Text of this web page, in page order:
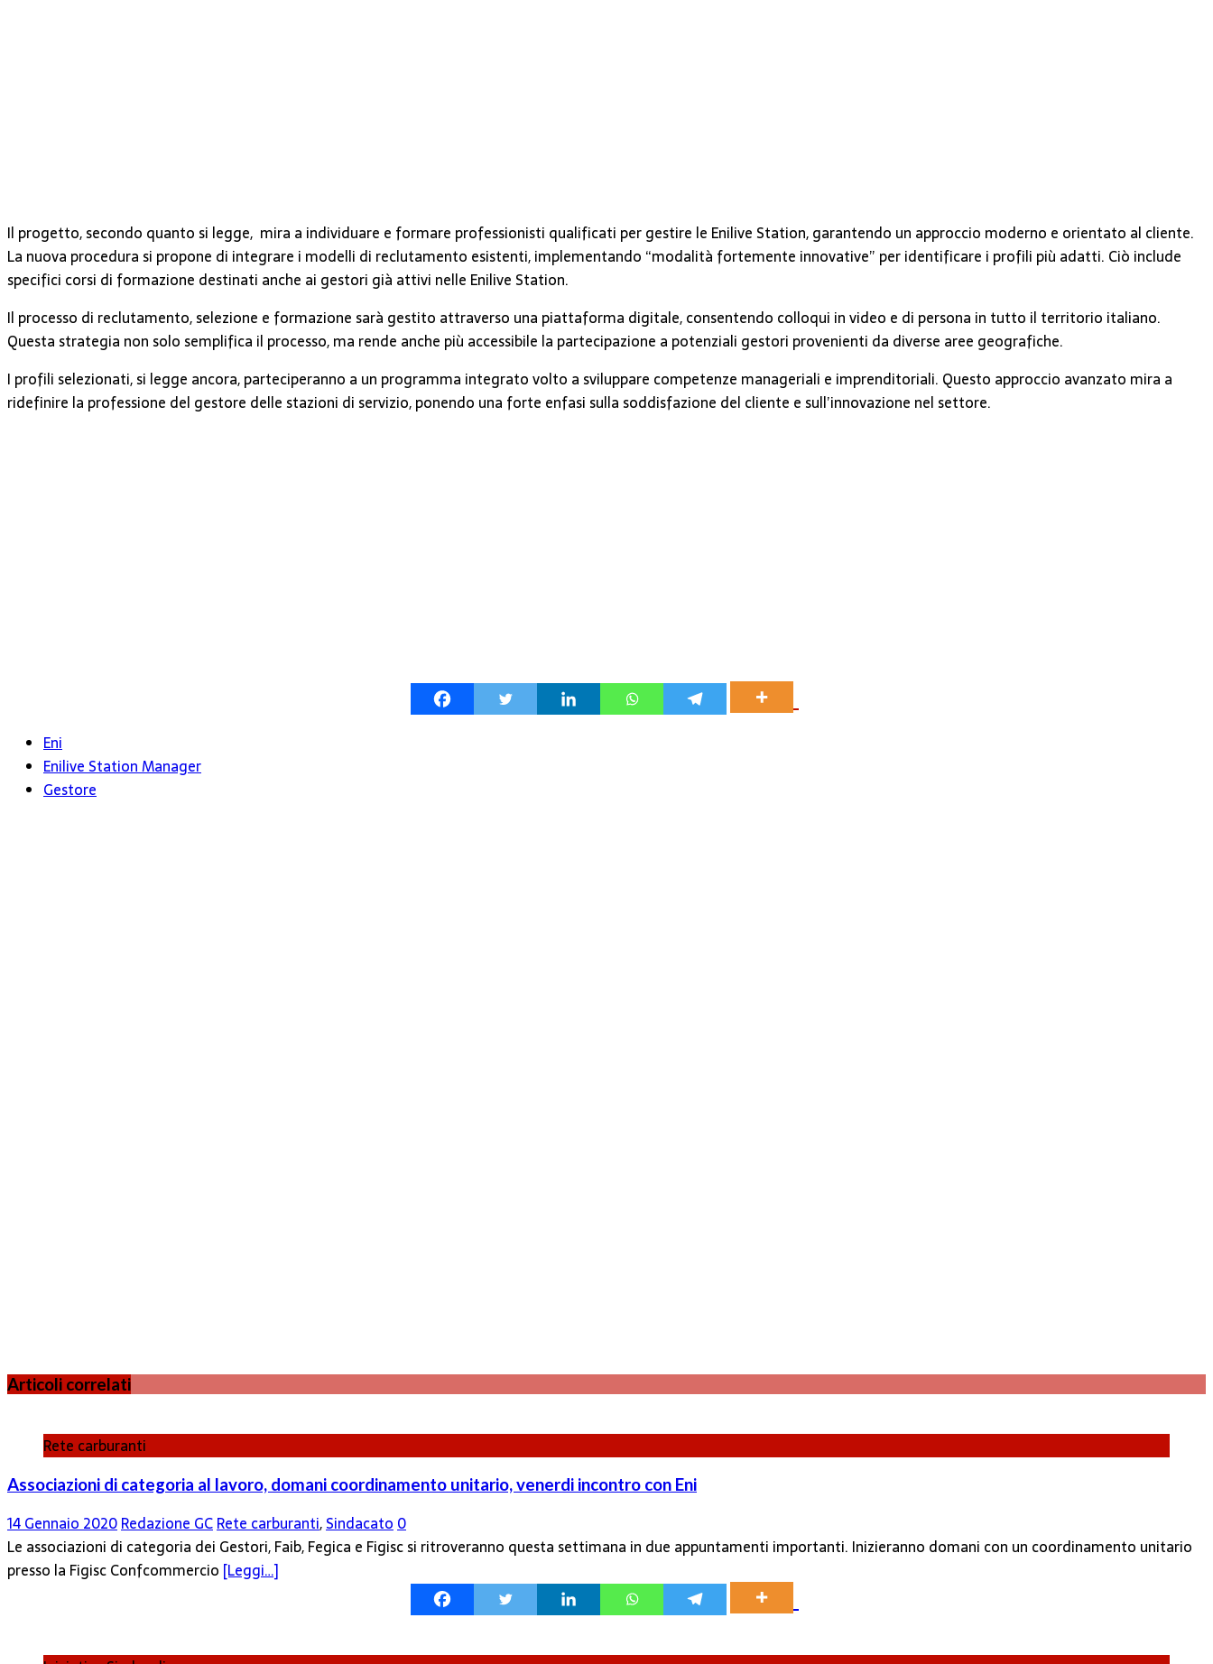
Il progetto, secondo quanto si legge, mira a individuare e formare professionisti qualificati per gestire le Enilive Station, garantendo un approccio moderno e orientato al cliente.
La nuova procedura si propone di integrare i modelli di reclutamento esistenti, implementando “modalità fortemente innovative” per identificare i profili più adatti. Ciò include
specifici corsi di formazione destinati anche ai gestori già attivi nelle Enilive Station.
Il processo di reclutamento, selezione e formazione sarà gestito attraverso una piattaforma digitale, consentendo colloqui in video e di persona in tutto il territorio italiano.
Questa strategia non solo semplifica il processo, ma rende anche più accessibile la partecipazione a potenziali gestori provenienti da diverse aree geografiche.
I profili selezionati, si legge ancora, parteciperanno a un programma integrato volto a sviluppare competenze manageriali e imprenditoriali. Questo approccio avanzato mira a
ridefinire la professione del gestore delle stazioni di servizio, ponendo una forte enfasi sulla soddisfazione del cliente e sull’innovazione nel settore.
Eni
Enilive Station Manager
Gestore
Articoli correlati
Rete carburanti
Associazioni di categoria al lavoro, domani coordinamento unitario, venerdi incontro con Eni
14 Gennaio 2020Redazione GCRete carburanti,Sindacato 0
Le associazioni di categoria dei Gestori, Faib, Fegica e Figisc si ritroveranno questa settimana in due appuntamenti importanti. Inizieranno domani con un coordinamento unitario
presso la Figisc Confcommercio [Leggi…]